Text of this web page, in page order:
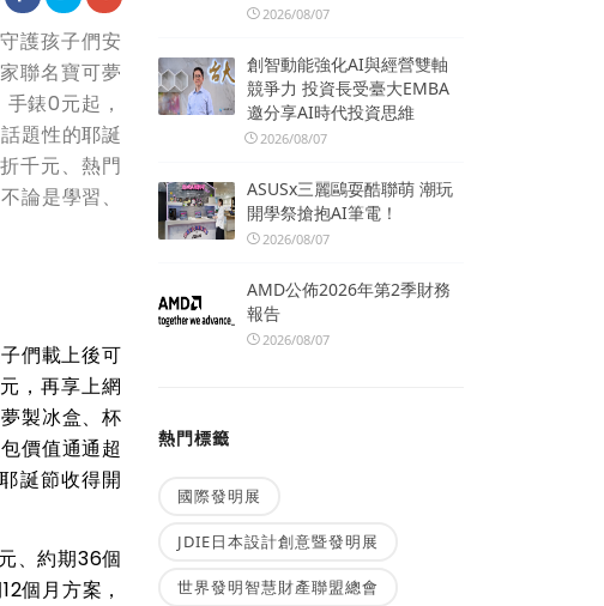
護孩子們安
聯名寶可夢
錶0元起，
題性的耶誕
千元、熱門
論是學習、
們載上後可
，再享上網
製冰盒、杯
價值通通超
誕節收得開
、約期36個
個月方案，
2026/08/07
創智動能強化AI與經營雙軸
競爭力 投資長受臺大EMBA
邀分享AI時代投資思維
2026/08/07
ASUSx三麗鷗耍酷聯萌 潮玩
開學祭搶抱AI筆電！
2026/08/07
AMD公佈2026年第2季財務
報告
2026/08/07
熱門標籤
國際發明展
JDIE日本設計創意暨發明展
世界發明智慧財產聯盟總會